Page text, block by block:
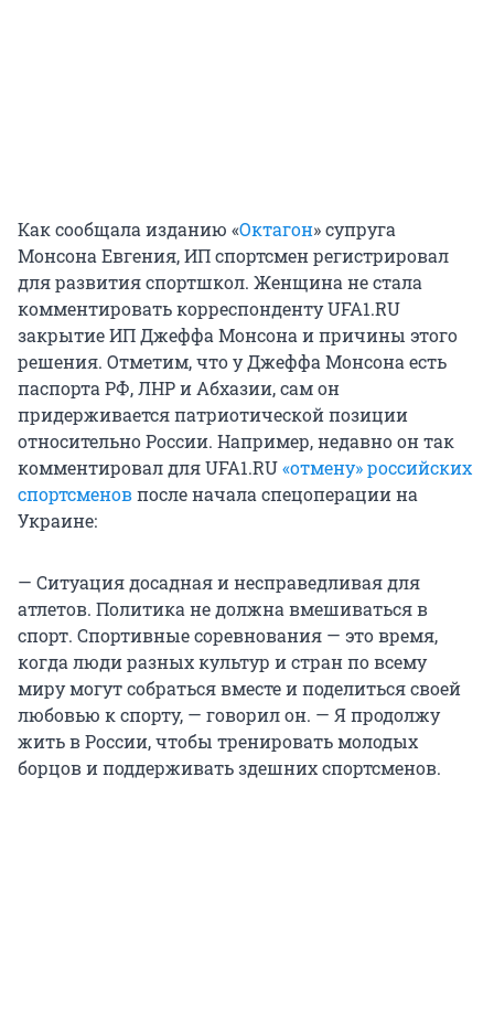
Как сообщала изданию «Октагон» супруга
Монсона Евгения, ИП спортсмен регистрировал
для развития спортшкол. Женщина не стала
комментировать корреспонденту UFA1.RU
закрытие ИП Джеффа Монсона и причины этого
решения. Отметим, что у Джеффа Монсона есть
паспорта РФ, ЛНР и Абхазии, сам он
придерживается патриотической позиции
относительно России. Например, недавно он так
комментировал для UFA1.RU«отмену» российских
спортсменовпосле начала спецоперации на
Украине:
— Ситуация досадная и несправедливая для
атлетов. Политика не должна вмешиваться в
спорт. Спортивные соревнования — это время,
когда люди разных культур и стран по всему
миру могут собраться вместе и поделиться своей
любовью к спорту, — говорил он. — Я продолжу
жить в России, чтобы тренировать молодых
борцов и поддерживать здешних спортсменов.